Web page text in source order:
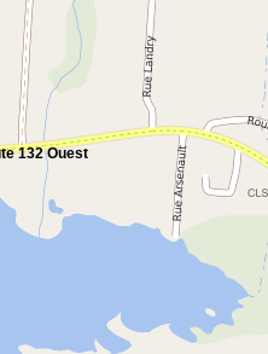
132 Ouest